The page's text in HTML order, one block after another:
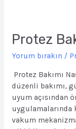
Protez
Yorum bırakın /
Protez Bakımı
düzenli bakımı,
uyum açısından
vakum
Nasıl
Yapılır?